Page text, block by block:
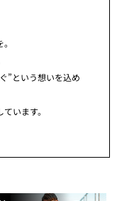
”という想いを込め
います。